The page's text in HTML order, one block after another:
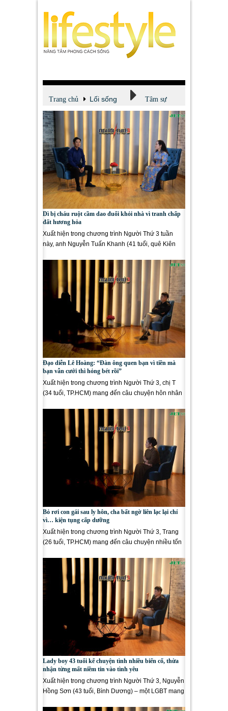
Trang chủ Lối sống Tâm sự
Dì bị cháu ruột cầm dao đuổi khỏi nhà vì tranh chấp
đất hương hỏa
Xuất hiện trong chương trình Người Thứ 3 tuần
này, anh Nguyễn Tuấn Khanh (41 tuổi, quê Kiên
Đạo diễn Lê Hoàng: “Đàn ông quen bạn vì tiền mà
bạn vẫn cưới thì hỏng bét rồi”
Xuất hiện trong chương trình Người Thứ 3, chị T
(34 tuổi, TP.HCM) mang đến câu chuyện hôn nhân
Bỏ rơi con gái sau ly hôn, cha bất ngờ liên lạc lại chỉ
vì… kiện tụng cấp dưỡng
Xuất hiện trong chương trình Người Thứ 3, Trang
(26 tuổi, TP.HCM) mang đến câu chuyện nhiều tổn
Lady boy 43 tuổi kể chuyện tình nhiều biến cố, thừa
nhận từng mất niềm tin vào tình yêu
Xuất hiện trong chương trình Người Thứ 3, Nguyễn
Hồng Sơn (43 tuổi, Bình Dương) – một LGBT mang